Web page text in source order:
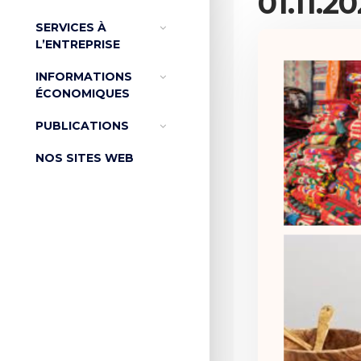
SERVICES À
L’ENTREPRISE
INFORMATIONS
ÉCONOMIQUES
PUBLICATIONS
NOS SITES WEB